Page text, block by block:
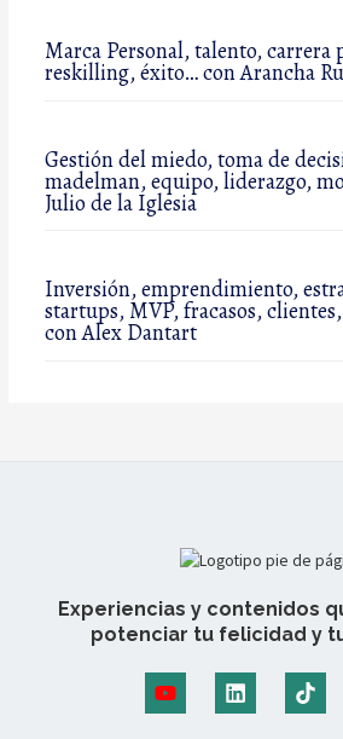
Marca Personal, talento, carrera
reskilling, éxito… con Arancha
Gestión del miedo, toma de
madelman, equipo, liderazgo,
Julio de la Iglesia
Inversión, emprendimiento,
startups, MVP, fracasos,
con Alex Dantart
Experiencias y contenidos
potenciar tu felicidad y